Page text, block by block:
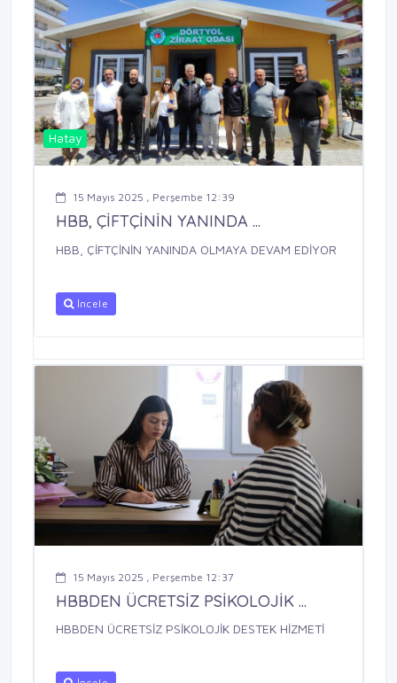
Hatay
15 Mayıs 2025 , Perşembe 12:39
HBB, ÇİFTÇİNİN YANINDA ...
HBB, ÇİFTÇİNİN YANINDA OLMAYA DEVAM EDİYOR
İncele
15 Mayıs 2025 , Perşembe 12:37
HBBDEN ÜCRETSİZ PSİKOLOJİK ...
HBBDEN ÜCRETSİZ PSİKOLOJİK DESTEK HİZMETİ